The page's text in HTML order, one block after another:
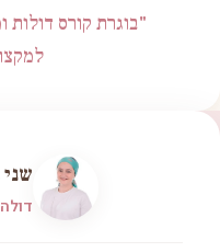
"בוגרת קורס